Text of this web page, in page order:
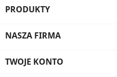
PRODUKTY
NASZA FIRMA
TWOJE KONTO